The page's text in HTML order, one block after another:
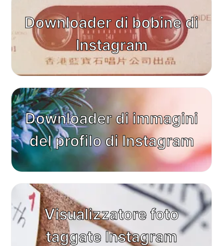
Downloader di bobine di
Instagram
Downloader di immagini
del profilo di Instagram
Visualizzatore foto
taggate Instagram